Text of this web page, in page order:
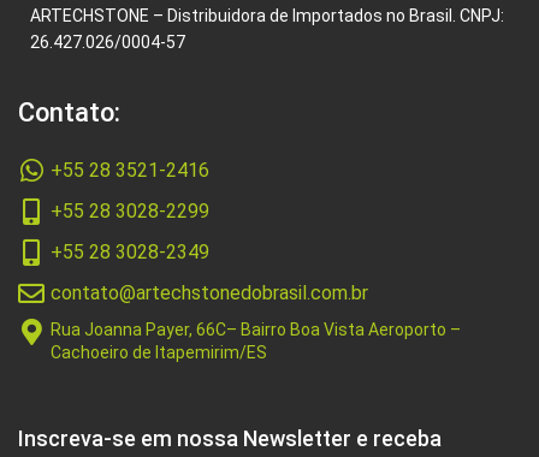
ARTECHSTONE – Distribuidora de Importados no Brasil. CNPJ:
26.427.026/0004-57
Contato:
+55 28 3521-2416
+55 28 3028-2299
+55 28 3028-2349
contato@artechstonedobrasil.com.br
Rua Joanna Payer, 66C– Bairro Boa Vista Aeroporto –
Cachoeiro de Itapemirim/ES
Inscreva-se em nossa Newsletter e receba